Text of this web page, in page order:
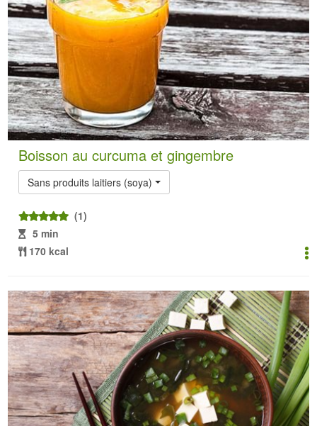
Boisson au curcuma et gingembre
Sans produits laitiers (soya)
(1)
5 min
170 kcal